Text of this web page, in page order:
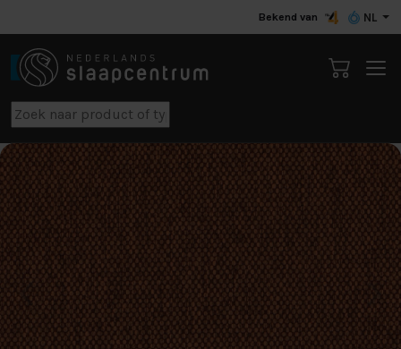
Bekend van NL